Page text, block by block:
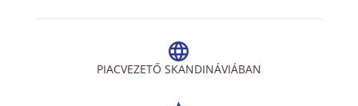
PIACVEZETŐ SKANDINÁVIÁBAN